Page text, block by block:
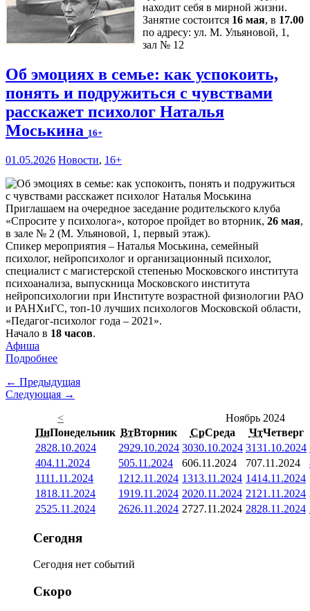
находит себя в мирной жизни.
Занятие состоится 16 мая, в 17.00
по адресу: ул. М. Ульяновой, 1,
зал № 12
Об эмоциях в семье: как успокоить,
понять и подружиться с чувствами
расскажет психолог Наталья
Моськина 16+
01.05.2026 Новости, 16+
Приглашаем на очередное заседание родительского клуба
«Спросите у психолога», которое пройдет во вторник, 26 мая,
в зале № 2 (М. Ульяновой, 1, первый этаж).
Спикер мероприятия – Наталья Моськина, семейный
психолог, нейропсихолог и организационный психолог,
специалист с магистерской степенью Московского института
психоанализа, выпускница Московского института
нейропсихологии при Институте возрастной физиологии РАО
и РАНХиГС, топ-10 лучших психологов Московской области,
«Педагог-психолог года – 2021».
Начало в 18 часов.
Афиша
Подробнее
← Предыдущая
Следующая →
<
Ноябрь 2024
ПнПонедельник ВтВторник СрСреда ЧтЧетверг
2828.10.2024 2929.10.2024 3030.10.2024 3131.10.2024
404.11.2024 505.11.2024 606.11.2024 707.11.2024
1111.11.2024 1212.11.2024 1313.11.2024 1414.11.2024
1818.11.2024 1919.11.2024 2020.11.2024 21 21.11.2024
2525.11.2024 2626.11.2024 2727.11.2024 2828.11.2024
Сегодня
Сегодня нет событий
Скоро